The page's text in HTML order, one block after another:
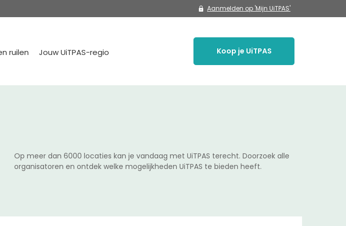
Aanmelden op 'Mijn UiTPAS'
ruilen Jouw UiTPAS-regio Koop je UiTPAS
Op meer dan 6000 locaties kan je vandaag met UiTPAS terecht. Doorzoek alle
organisatoren en ontdek welke mogelijkheden UiTPAS te bieden heeft.